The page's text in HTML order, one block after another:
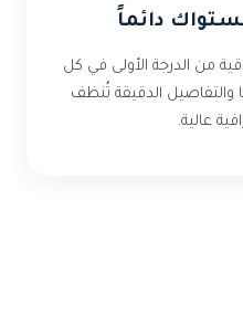
دائماً
من الدرجة الأولى في كل
والتفاصيل الدقيقة تُنظف
عالية.